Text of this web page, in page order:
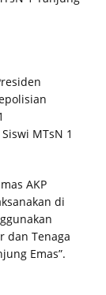
Pariaman
SDN 22
MOU
MTsN 1
AKP
di
dan Tenaga
Emas”.